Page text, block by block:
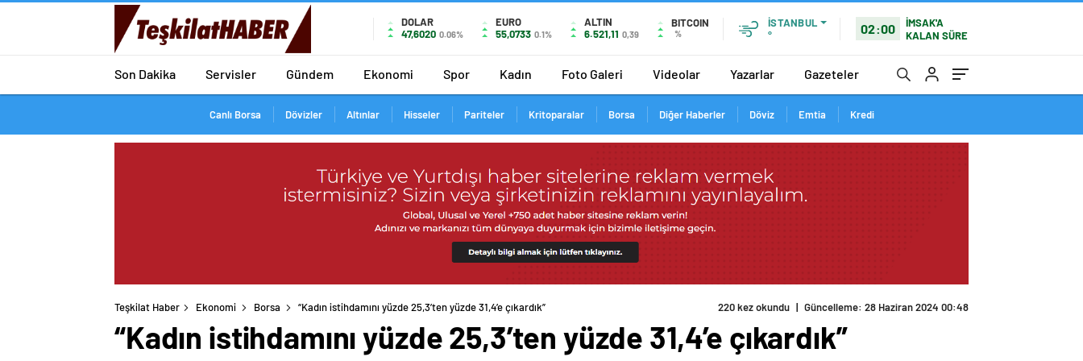
DOLAR
47,6020 0.06%
EURO
55,0733 0.1%
ALTIN
6.521,11 0,39
BITCOIN
%
İSTANBUL
°
02:00
İMSAK'A
KALAN SÜRE
Son Dakika Servisler Gündem Ekonomi Spor Kadın Foto Galeri Videolar Yazarlar Gazeteler
Canlı Borsa Dövizler Altınlar Hisseler Pariteler Kritoparalar Borsa Diğer Haberler Döviz Emtia Kredi
Teşkilat Haber Ekonomi Borsa “Kadın istihdamını yüzde 25,3’ten yüzde 31,4’e çıkardık” 220 kez okundu | Güncelleme: 28 Haziran 2024 00:48
“Kadın istihdamını yüzde 25,3’ten yüzde 31,4’e çıkardık”